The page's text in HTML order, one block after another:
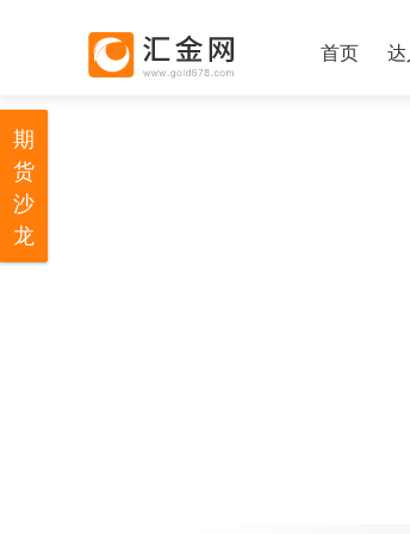
首页
期
货
沙
龙